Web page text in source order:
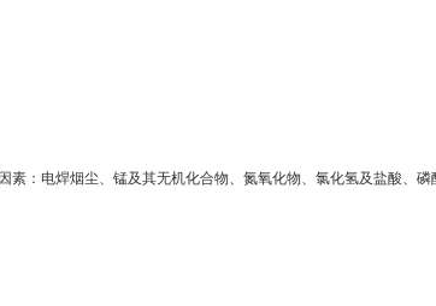
：电焊烟尘、锰及其无机化合物、氮氧化物、氯化氢及盐酸、